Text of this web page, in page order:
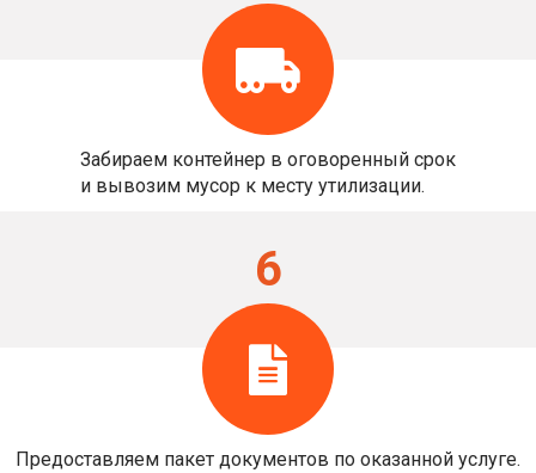
Забираем контейнер в оговоренный срок
и вывозим мусор к месту утилизации.
Предоставляем пакет документов по оказанной услуге.
6